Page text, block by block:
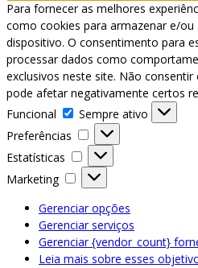
Para fornecer as melhores
como cookies para armazenar e/
dispositivo. O consentimento para
processar dados como
exclusivos neste site. Não
pode afetar negativamente certos
Funcional
Funcional
Sempre ativo
Preferências
Preferências
Estatísticas
Estatísticas
Marketing
Marketing
Gerenciar opções
Gerenciar serviços
Gerenciar {vendor_count}
Leia mais sobre esses